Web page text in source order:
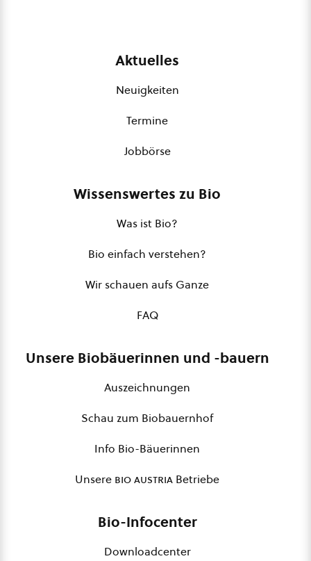
Aktuelles
Neuigkeiten
Termine
Jobbörse
Wissenswertes zu Bio
Was ist Bio?
Bio einfach verstehen?
Wir schauen aufs Ganze
FAQ
Unsere Biobäuerinnen und -bauern
Auszeichnungen
Schau zum Biobauernhof
Info Bio-Bäuerinnen
Unsere bio austria Betriebe
Bio-Infocenter
Downloadcenter